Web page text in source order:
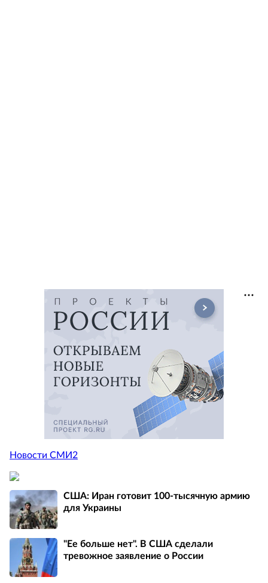
Новости СМИ2
США: Иран готовит 100-тысячную армию
для Украины
"Ее больше нет". В США сделали
тревожное заявление о России